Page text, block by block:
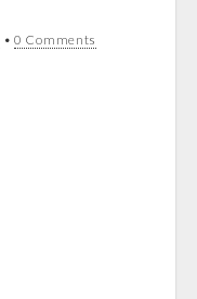
•0 Comments